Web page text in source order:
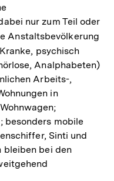
nur zum Teil oder
Anstaltsbevölkerung
der
psychisch
Analphabeten)
Arbeits-,
in
besonders mobile
Sinti und
bleiben bei den